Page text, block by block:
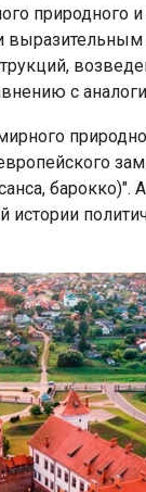
природного
с